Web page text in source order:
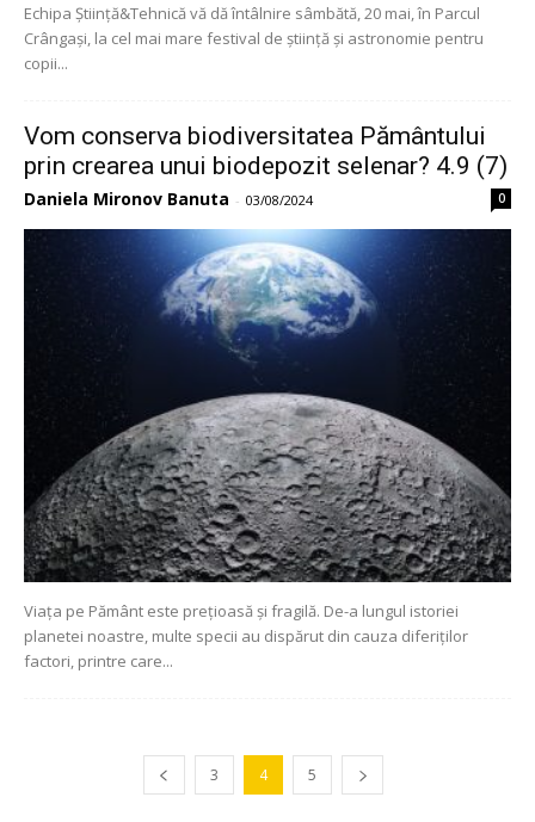
Echipa Știință&Tehnică vă dă întâlnire sâmbătă, 20 mai, în Parcul
Crângași, la cel mai mare festival de știință și astronomie pentru
copii...
Vom conserva biodiversitatea Pământului
prin crearea unui biodepozit selenar? 4.9 (7)
Daniela Mironov Banuta - 03/08/2024 0
Viața pe Pământ este prețioasă și fragilă. De-a lungul istoriei
planetei noastre, multe specii au dispărut din cauza diferiților
factori, printre care...
3 4 5